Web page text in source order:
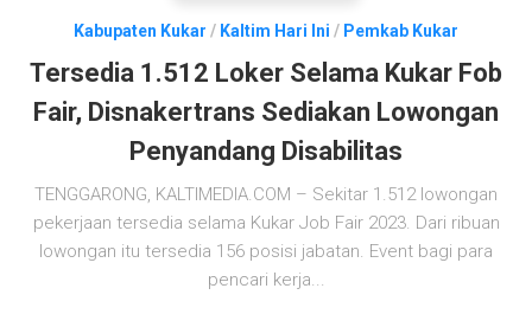
Kabupaten Kukar / Kaltim Hari Ini / Pemkab Kukar
Tersedia 1.512 Loker Selama Kukar Fob
Fair, Disnakertrans Sediakan Lowongan
Penyandang Disabilitas
TENGGARONG, KALTIMEDIA.COM – Sekitar 1.512 lowongan
pekerjaan tersedia selama Kukar Job Fair 2023. Dari ribuan
lowongan itu tersedia 156 posisi jabatan. Event bagi para
pencari kerja...